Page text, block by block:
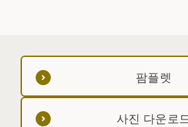
팜플렛
사진 다운로